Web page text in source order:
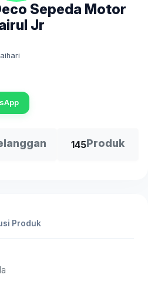
Sepeda Motor
Jr
145Produk
Produk